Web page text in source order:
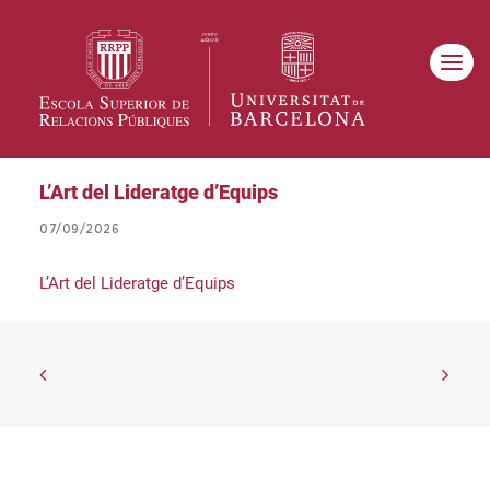
L’Art del Lideratge d’Equips
07/09/2026
L’Art del Lideratge d’Equips